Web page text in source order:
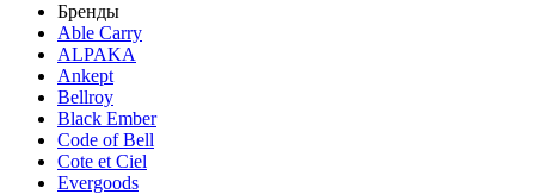
Бренды
Able Carry
ALPAKA
Ankept
Bellroy
Black Ember
Code of Bell
Cote et Ciel
Evergoods